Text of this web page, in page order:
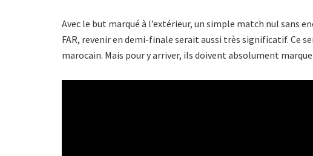
Avec le but marqué à l’extérieur, un simple match nul sans
FAR, revenir en demi-finale serait aussi très significatif. Ce
marocain. Mais pour y arriver, ils doivent absolument